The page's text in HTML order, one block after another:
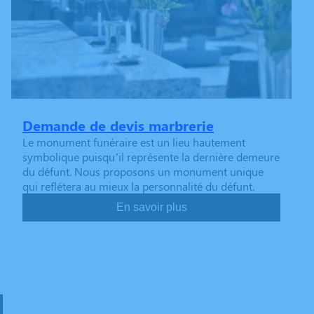
Demande de devis marbrerie
Le monument funéraire est un lieu hautement
symbolique puisqu’il représente la dernière demeure
du défunt. Nous proposons un monument unique
qui reflétera au mieux la personnalité du défunt.
En savoir plus